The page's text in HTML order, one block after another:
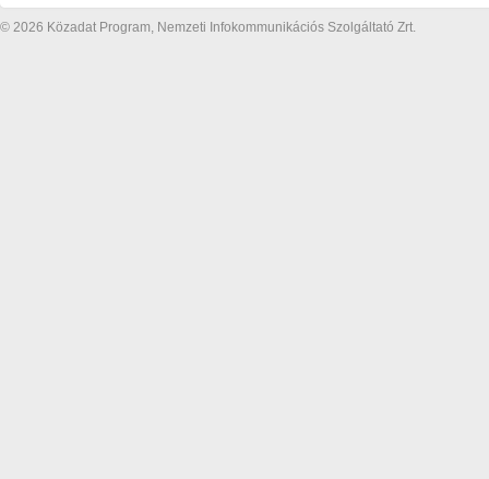
© 2026 Közadat Program, Nemzeti Infokommunikációs Szolgáltató Zrt.